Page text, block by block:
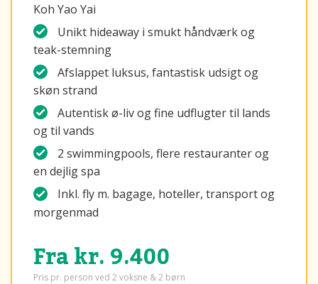
Koh Yao Yai
Unikt hideaway i smukt håndværk og
teak-stemning
Afslappet luksus, fantastisk udsigt og
skøn strand
Autentisk ø-liv og fine udflugter til lands
og til vands
2 swimmingpools, flere restauranter og
en dejlig spa
Inkl. fly m. bagage, hoteller, transport og
morgenmad
Fra kr. 9.400
Pris pr. person ved 2 voksne & 2 børn